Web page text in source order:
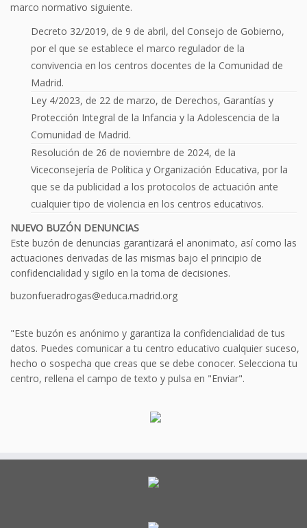
marco normativo siguiente.
Decreto 32/2019, de 9 de abril, del Consejo de Gobierno,
por el que se establece el marco regulador de la
convivencia en los centros docentes de la Comunidad de
Madrid.
Ley 4/2023, de 22 de marzo, de Derechos, Garantías y
Protección Integral de la Infancia y la Adolescencia de la
Comunidad de Madrid.
Resolución de 26 de noviembre de 2024, de la
Viceconsejería de Política y Organización Educativa, por la
que se da publicidad a los protocolos de actuación ante
cualquier tipo de violencia en los centros educativos.
NUEVO BUZÓN DENUNCIAS
Este buzón de denuncias garantizará el anonimato, así como las
actuaciones derivadas de las mismas bajo el principio de
confidencialidad y sigilo en la toma de decisiones.
buzonfueradrogas@educa.madrid.org
"Este buzón es anónimo y garantiza la confidencialidad de tus
datos. Puedes comunicar a tu centro educativo cualquier suceso,
hecho o sospecha que creas que se debe conocer. Selecciona tu
centro, rellena el campo de texto y pulsa en "Enviar".